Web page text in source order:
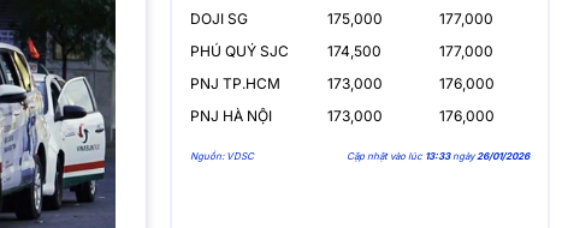
DOJI SG
175,000
177,000
PHÚ QUÝ SJC
174,500
177,000
PNJ TP.HCM
173,000
176,000
PNJ HÀ NỘI
173,000 176,000
Nguồn: VDSC Cập nhật vào lúc 13:33ngày26/01/2026